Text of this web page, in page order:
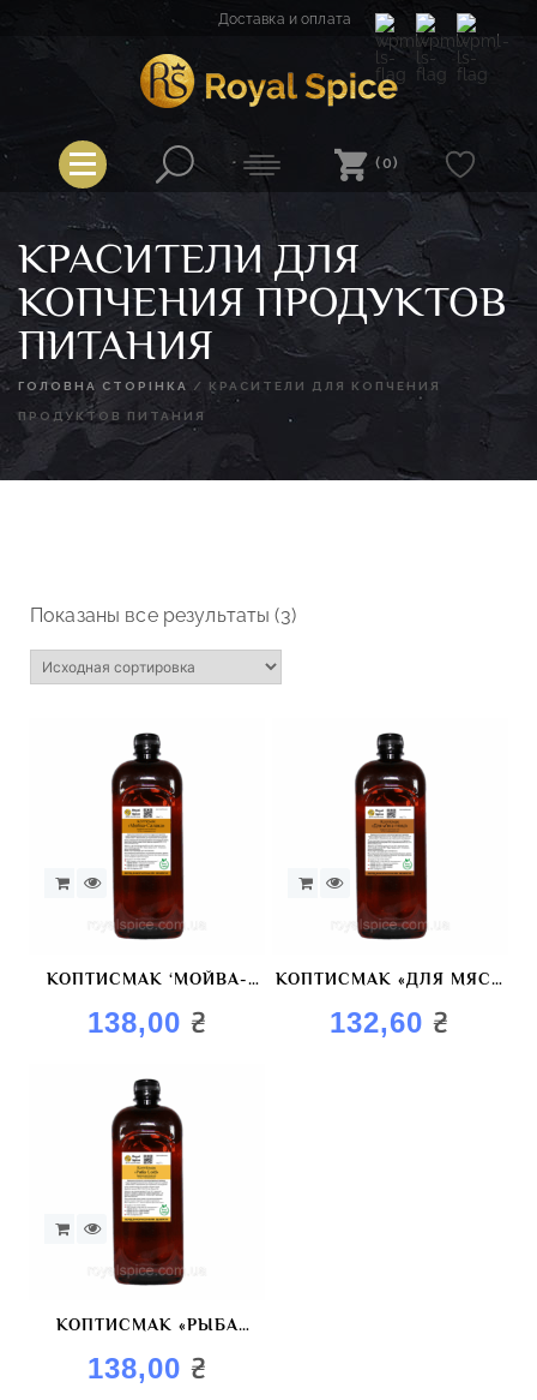
Доставка и оплата
Royal Spice
(0)
КРАСИТЕЛИ ДЛЯ
КОПЧЕНИЯ ПРОДУКТОВ
ПИТАНИЯ
ГОЛОВНА СТОРІНКА / КРАСИТЕЛИ ДЛЯ КОПЧЕНИЯ
ПРОДУКТОВ ПИТАНИЯ
Показаны все результаты (3)
КОПТИСМАК ‘МОЙВА-
САЛАКА» КРАСИТЕЛЬ
КОПТИЛЬНЫЙ
138,00 ₴
КОПТИСМАК «ДЛЯ МЯСА
ПТИЦЫ» КРАСИТЕЛЬ
КОПТИЛЬНЫЙ
132,60₴
КОПТИСМАК «РЫБА
GOLD» КРАСИТЕЛЬ
КОПТИЛЬНЫЙ
138,00 ₴